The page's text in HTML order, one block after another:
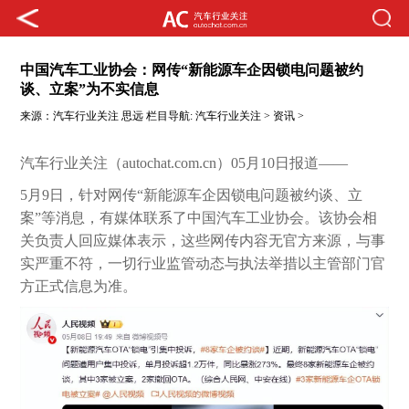
中国汽车工业协会：网传“新能源车企因锁电问题被约
谈、立案”为不实信息
来源：汽车行业关注 思远 栏目导航:汽车行业关注 > 资讯 >
汽车行业关注（autochat.com.cn）05月10日报道——
5月9日，针对网传“新能源车企因锁电问题被约谈、立
案”等消息，有媒体联系了中国汽车工业协会。该协会相
关负责人回应媒体表示，这些网传内容无官方来源，与事
实严重不符，一切行业监管动态与执法举措以主管部门官
方正式信息为准。